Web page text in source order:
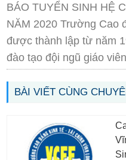
BÁO TUYỂN SINH HỆ
NĂM 2020 Trường Cao
được thành lập từ năm
đào tạo đội ngũ giáo
BÀI VIẾT CÙNG